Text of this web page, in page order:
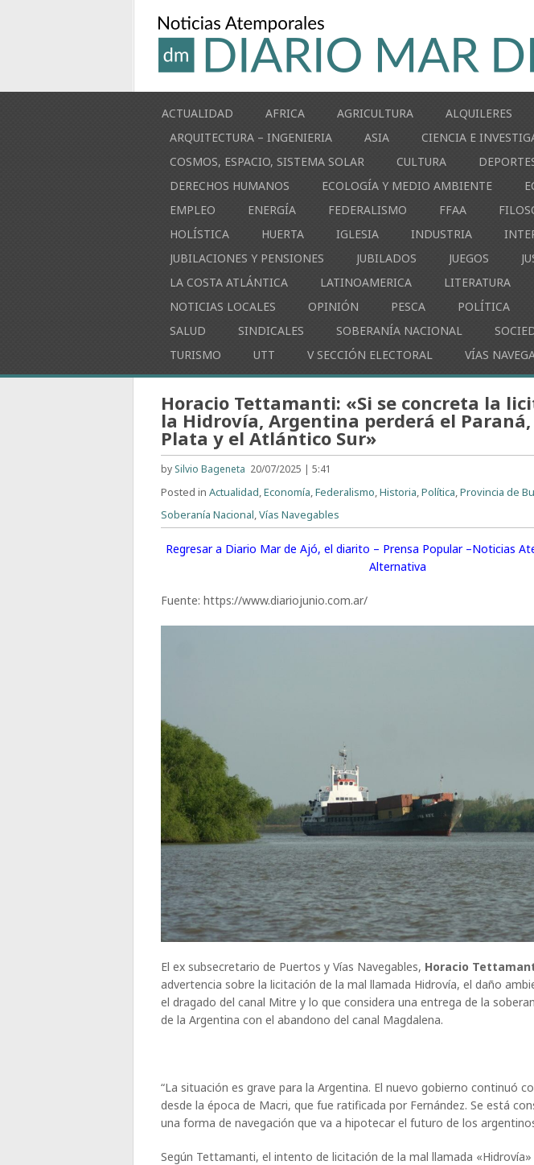
ACTUALIDAD AFRICA AGRICULTURA ALQUILERES
ARQUITECTURA – INGENIERIA
ASIA CIENCIA E
COSMOS, ESPACIO, SISTEMA SOLAR
CULTURA
DERECHOS HUMANOS
ECOLOGÍA Y MEDIO AMBIENTE
EMPLEO
ENERGÍA FEDERALISMO FFAA
HOLÍSTICA
HUERTA IGLESIA INDUSTRIA
JUBILACIONES Y PENSIONES
JUBILADOS JUEGOS
LA COSTA ATLÁNTICA
LATINOAMERICA LITERATURA
NOTICIAS LOCALES
OPINIÓN PESCA POLÍTICA
SALUD
SINDICALES SOBERANÍA NACIONAL
TURISMO
UTT V SECCIÓN ELECTORAL VÍAS
Horacio Tettamanti: «Si se concreta la
la Hidrovía, Argentina perderá el Paraná,
Plata y el Atlántico Sur»
by Silvio Bageneta 20/07/2025 | 5:41
Posted inActualidad,Economía,Federalismo,Historia,Política,Provincia de
Soberanía Nacional,Vías Navegables
Regresar a Diario Mar de Ajó, el diarito – Prensa Popular –Noticias
Alternativa
Fuente: https://www.diariojunio.com.ar/
El ex subsecretario de Puertos y Vías Navegables, Horacio
advertencia sobre la licitación de la mal llamada Hidrovía, el daño
el dragado del canal Mitre y lo que considera una entrega de la
de la Argentina con el abandono del canal Magdalena.
“La situación es grave para la Argentina. El nuevo gobierno continuó
desde la época de Macri, que fue ratificada por Fernández. Se está
una forma de navegación que va a hipotecar el futuro de los
Según Tettamanti, el intento de licitación de la mal llamada «Hidrovía»